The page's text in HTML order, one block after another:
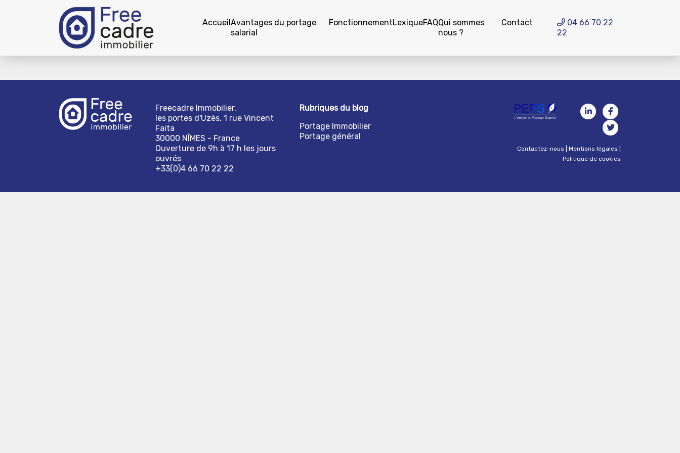
AccueilAvantages du portage
salarial
FonctionnementLexiqueFAQQui sommes
nous ?
Contact
04 66 70 22
22
Freecadre Immobilier,
les portes d'Uzès, 1 rue Vincent
Faita
30000 NÎMES - France
Ouverture de 9h à 17 h les jours
ouvrés
+33(0)4 66 70 22 22
Rubriques du blog
Portage Immobilier
Portage général
Contactez-nous Mentions légales
Politique de cookies